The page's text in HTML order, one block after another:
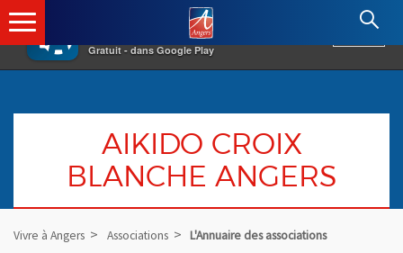
×
Gratuit - dans Google Play
Angers.fr : Retour à l'accueil
AIKIDO CROIX
BLANCHE ANGERS
Vivre à Angers Associations L'Annuaire des associations